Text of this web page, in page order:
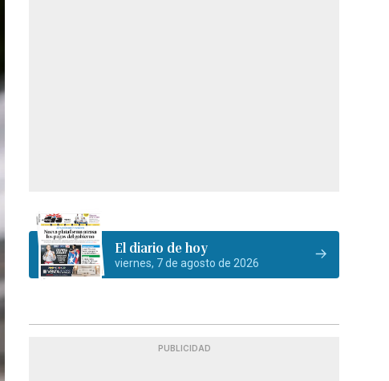
El diario de hoy
viernes, 7 de agosto de 2026
PUBLICIDAD